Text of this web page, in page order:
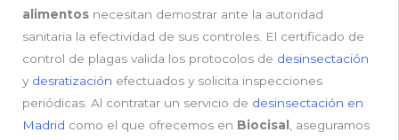
alimentos necesitan demostrar ante la autoridad
sanitaria la efectividad de sus controles. El certificado de
control de plagas valida los protocolos de desinsectación
y desratización efectuados y solicita inspecciones
periódicas. Al contratar un servicio de desinsectación en
Madrid como el que ofrecemos en Biocisal
, aseguramos